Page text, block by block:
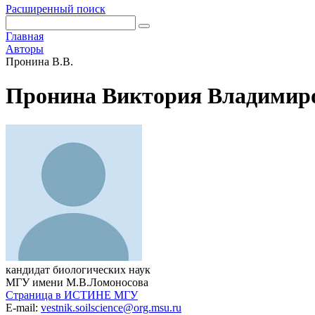
Расширенный поиск
Главная
Авторы
Пронина В.В.
Пронина Виктория
кандидат биологических наук
МГУ имени М.В.Ломоносова
Страница в ИСТИНЕ МГУ
E-mail: vestnik.soilscience@org.msu.ru